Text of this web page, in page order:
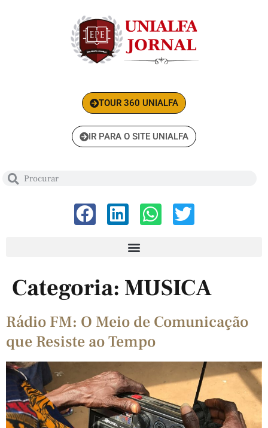
TOUR 360 UNIALFA
IR PARA O SITE UNIALFA
Categoria: MUSICA
Rádio FM: O Meio de Comunicação
que Resiste ao Tempo